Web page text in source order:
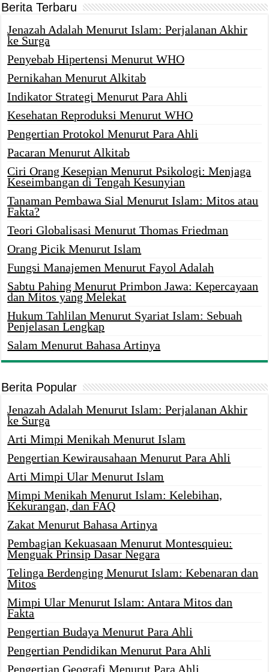
Berita Terbaru
Jenazah Adalah Menurut Islam: Perjalanan Akhir
ke Surga
Penyebab Hipertensi Menurut WHO
Pernikahan Menurut Alkitab
Indikator Strategi Menurut Para Ahli
Kesehatan Reproduksi Menurut WHO
Pengertian Protokol Menurut Para Ahli
Pacaran Menurut Alkitab
Ciri Orang Kesepian Menurut Psikologi: Menjaga
Keseimbangan di Tengah Kesunyian
Tanaman Pembawa Sial Menurut Islam: Mitos atau
Fakta?
Teori Globalisasi Menurut Thomas Friedman
Orang Picik Menurut Islam
Fungsi Manajemen Menurut Fayol Adalah
Sabtu Pahing Menurut Primbon Jawa: Kepercayaan
dan Mitos yang Melekat
Hukum Tahlilan Menurut Syariat Islam: Sebuah
Penjelasan Lengkap
Salam Menurut Bahasa Artinya
Berita Popular
Jenazah Adalah Menurut Islam: Perjalanan Akhir
ke Surga
Arti Mimpi Menikah Menurut Islam
Pengertian Kewirausahaan Menurut Para Ahli
Arti Mimpi Ular Menurut Islam
Mimpi Menikah Menurut Islam: Kelebihan,
Kekurangan, dan FAQ
Zakat Menurut Bahasa Artinya
Pembagian Kekuasaan Menurut Montesquieu:
Menguak Prinsip Dasar Negara
Telinga Berdenging Menurut Islam: Kebenaran dan
Mitos
Mimpi Ular Menurut Islam: Antara Mitos dan
Fakta
Pengertian Budaya Menurut Para Ahli
Pengertian Pendidikan Menurut Para Ahli
Pengertian Geografi Menurut Para Ahli